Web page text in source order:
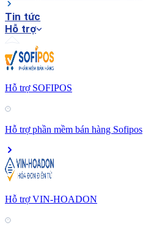
Tin tức
Hỗ trợ
Hỗ trợ SOFIPOS
Hỗ trợ phần mềm bán hàng Sofipos
Hỗ trợ VIN-HOADON